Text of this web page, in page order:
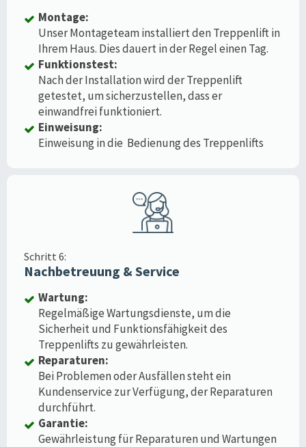
Montage:
Unser Montageteam installiert den Treppenlift in
Ihrem Haus. Dies dauert in der Regel einen Tag.
Funktionstest:
Nach der Installation wird der Treppenlift
getestet, um sicherzustellen, dass er
einwandfrei funktioniert.
Einweisung:
Einweisung in die Bedienung des Treppenlifts
Schritt 6:
Nachbetreuung & Service
Wartung:
Regelmäßige Wartungsdienste, um die
Sicherheit und Funktionsfähigkeit des
Treppenlifts zu gewährleisten.
Reparaturen:
Bei Problemen oder Ausfällen steht ein
Kundenservice zur Verfügung, der Reparaturen
durchführt.
Garantie:
Gewährleistung für Reparaturen und Wartungen